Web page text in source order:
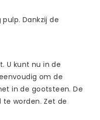
Dankzij de
U kunt nu in de
om de
in de gootsteen. De
worden. Zet de